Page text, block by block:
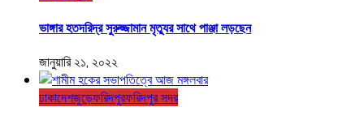
ভাঙ্গার হতদরিদ্র সুরুজ্জামান মৃত্যুর সাথে পাঞ্জা লড়ছেন
জানুয়ারি ২১, ২০২২
ঢাকাদেশজুড়েফরিদপুরফরিদপুর সদর